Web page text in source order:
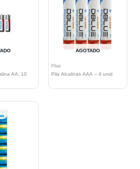
AA, 10
AGOTADO
Pilas
Pila Alcalinas AAA – 4 unid